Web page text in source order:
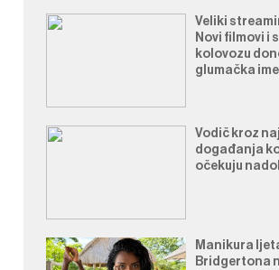
Veliki
Novi filmovi i
kolovozu
glumačka
Vodič kroz
događanja
očekuju
Manikura
Bridgertona